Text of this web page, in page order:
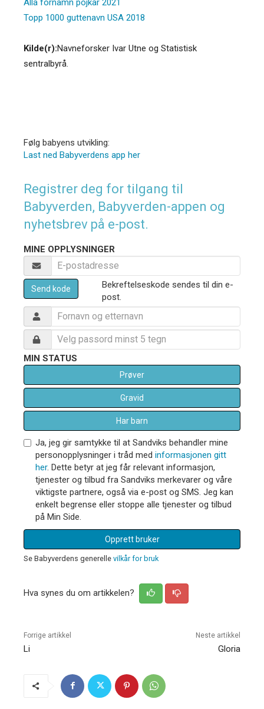
Topp 1000 guttenavn USA 2018
Kilde(r):Navneforsker Ivar Utne og Statistisk
sentralbyrå.
Følg babyens utvikling:
Last ned Babyverdens app her
Registrer deg for tilgang til
Babyverden, Babyverden-appen og
nyhetsbrev på e-post.
MINE OPPLYSNINGER
Send kode
Bekreftelseskode sendes til din e-
post.
MIN STATUS
Prøver
Gravid
Har barn
Ja, jeg gir samtykke til at Sandviks behandler mine
personopplysninger i tråd med informasjonen gitt
her. Dette betyr at jeg får relevant informasjon,
tjenester og tilbud fra Sandviks merkevarer og våre
viktigste partnere, også via e-post og SMS. Jeg kan
enkelt begrense eller stoppe alle tjenester og tilbud
på Min Side.
Opprett bruker
Se Babyverdens generelle vilkår for bruk
Hva synes du om artikkelen?
Forrige artikkel
Li
Neste artikkel
Gloria